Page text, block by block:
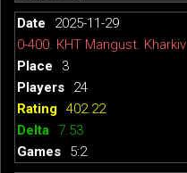
2025-11-29
0-400. КНТ Mangust. Kharkiv
3
24
402.22
7.53
5:2